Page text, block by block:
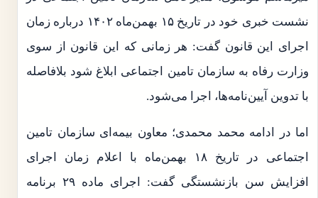
نشست خبری خود در تاریخ ۱۵ بهمن‌ماه ۱۴۰۲ درباره زمان
اجرای این قانون گفت: هر زمانی که این قانون از سوی
وزارت رفاه به سازمان تامین اجتماعی ابلاغ شود بلافاصله
با تدوین آیین‌نامه‌ها، اجرا می‌شود.
اما در ادامه محمد محمدی؛ معاون بیمه‌ای سازمان تامین
اجتماعی در تاریخ ۱۸ بهمن‌ماه با اعلام زمان اجرای
افزایش سن بازنشستگی گفت: اجرای ماده ۲۹ برنامه